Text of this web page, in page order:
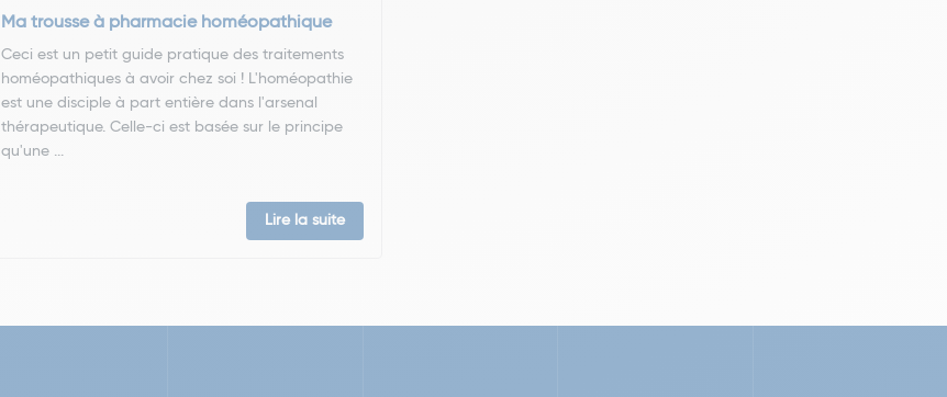
Ma trousse à pharmacie homéopathique
Ceci est un petit guide pratique des traitements
homéopathiques à avoir chez soi ! L'homéopathie
est une disciple à part entière dans l'arsenal
thérapeutique. Celle-ci est basée sur le principe
qu'une ...
Lire la suite